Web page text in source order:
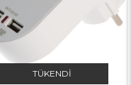
TÜKENDI